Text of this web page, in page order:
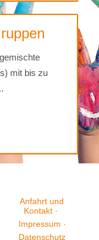
mit bis zu
Anfahrt und
Kontakt
Impressum
Datenschutz